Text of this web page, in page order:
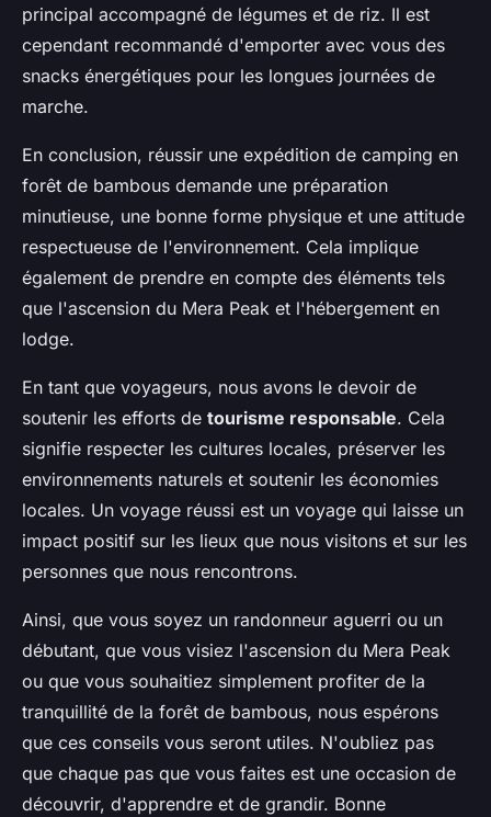
principal accompagné de légumes et de riz. Il est
cependant recommandé d'emporter avec vous des
snacks énergétiques pour les longues journées de
marche.
En conclusion, réussir une expédition de camping en
forêt de bambous demande une préparation
minutieuse, une bonne forme physique et une attitude
respectueuse de l'environnement. Cela implique
également de prendre en compte des éléments tels
que l'ascension du Mera Peak et l'hébergement en
lodge.
En tant que voyageurs, nous avons le devoir de
soutenir les efforts de tourisme responsable. Cela
signifie respecter les cultures locales, préserver les
environnements naturels et soutenir les économies
locales. Un voyage réussi est un voyage qui laisse un
impact positif sur les lieux que nous visitons et sur les
personnes que nous rencontrons.
Ainsi, que vous soyez un randonneur aguerri ou un
débutant, que vous visiez l'ascension du Mera Peak
ou que vous souhaitiez simplement profiter de la
tranquillité de la forêt de bambous, nous espérons
que ces conseils vous seront utiles. N'oubliez pas
que chaque pas que vous faites est une occasion de
découvrir, d'apprendre et de grandir. Bonne